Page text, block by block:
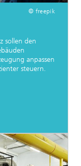
© freepik
sollen den
anpassen
steuern.